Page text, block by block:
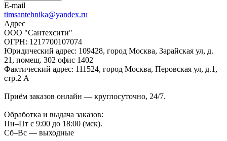
E-mail
timsantehnika@yandex.ru
Адрес
ООО "Сантехсити"
ОГРН: 1217700107074
Юридический адрес: 109428, город Москва, Зарайская ул, д.
21, помещ. 302 офис 1402
Фактический адрес: 111524, город Москва, Перовская ул, д.1,
стр.2 А
Приём заказов онлайн — круглосуточно, 24/7.
Обработка и выдача заказов:
Пн–Пт с 9:00 до 18:00 (мск).
Сб–Вс — выходные